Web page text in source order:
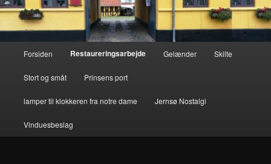
Forsiden Restaureringsarbejde Gelænder Skilte
Stort og småt Prinsens port
lamper til klokkeren fra notre dame Jernsø Nostalgi
Vinduesbeslag